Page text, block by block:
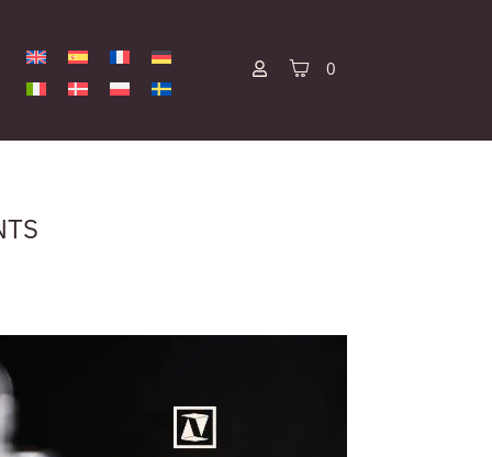
0